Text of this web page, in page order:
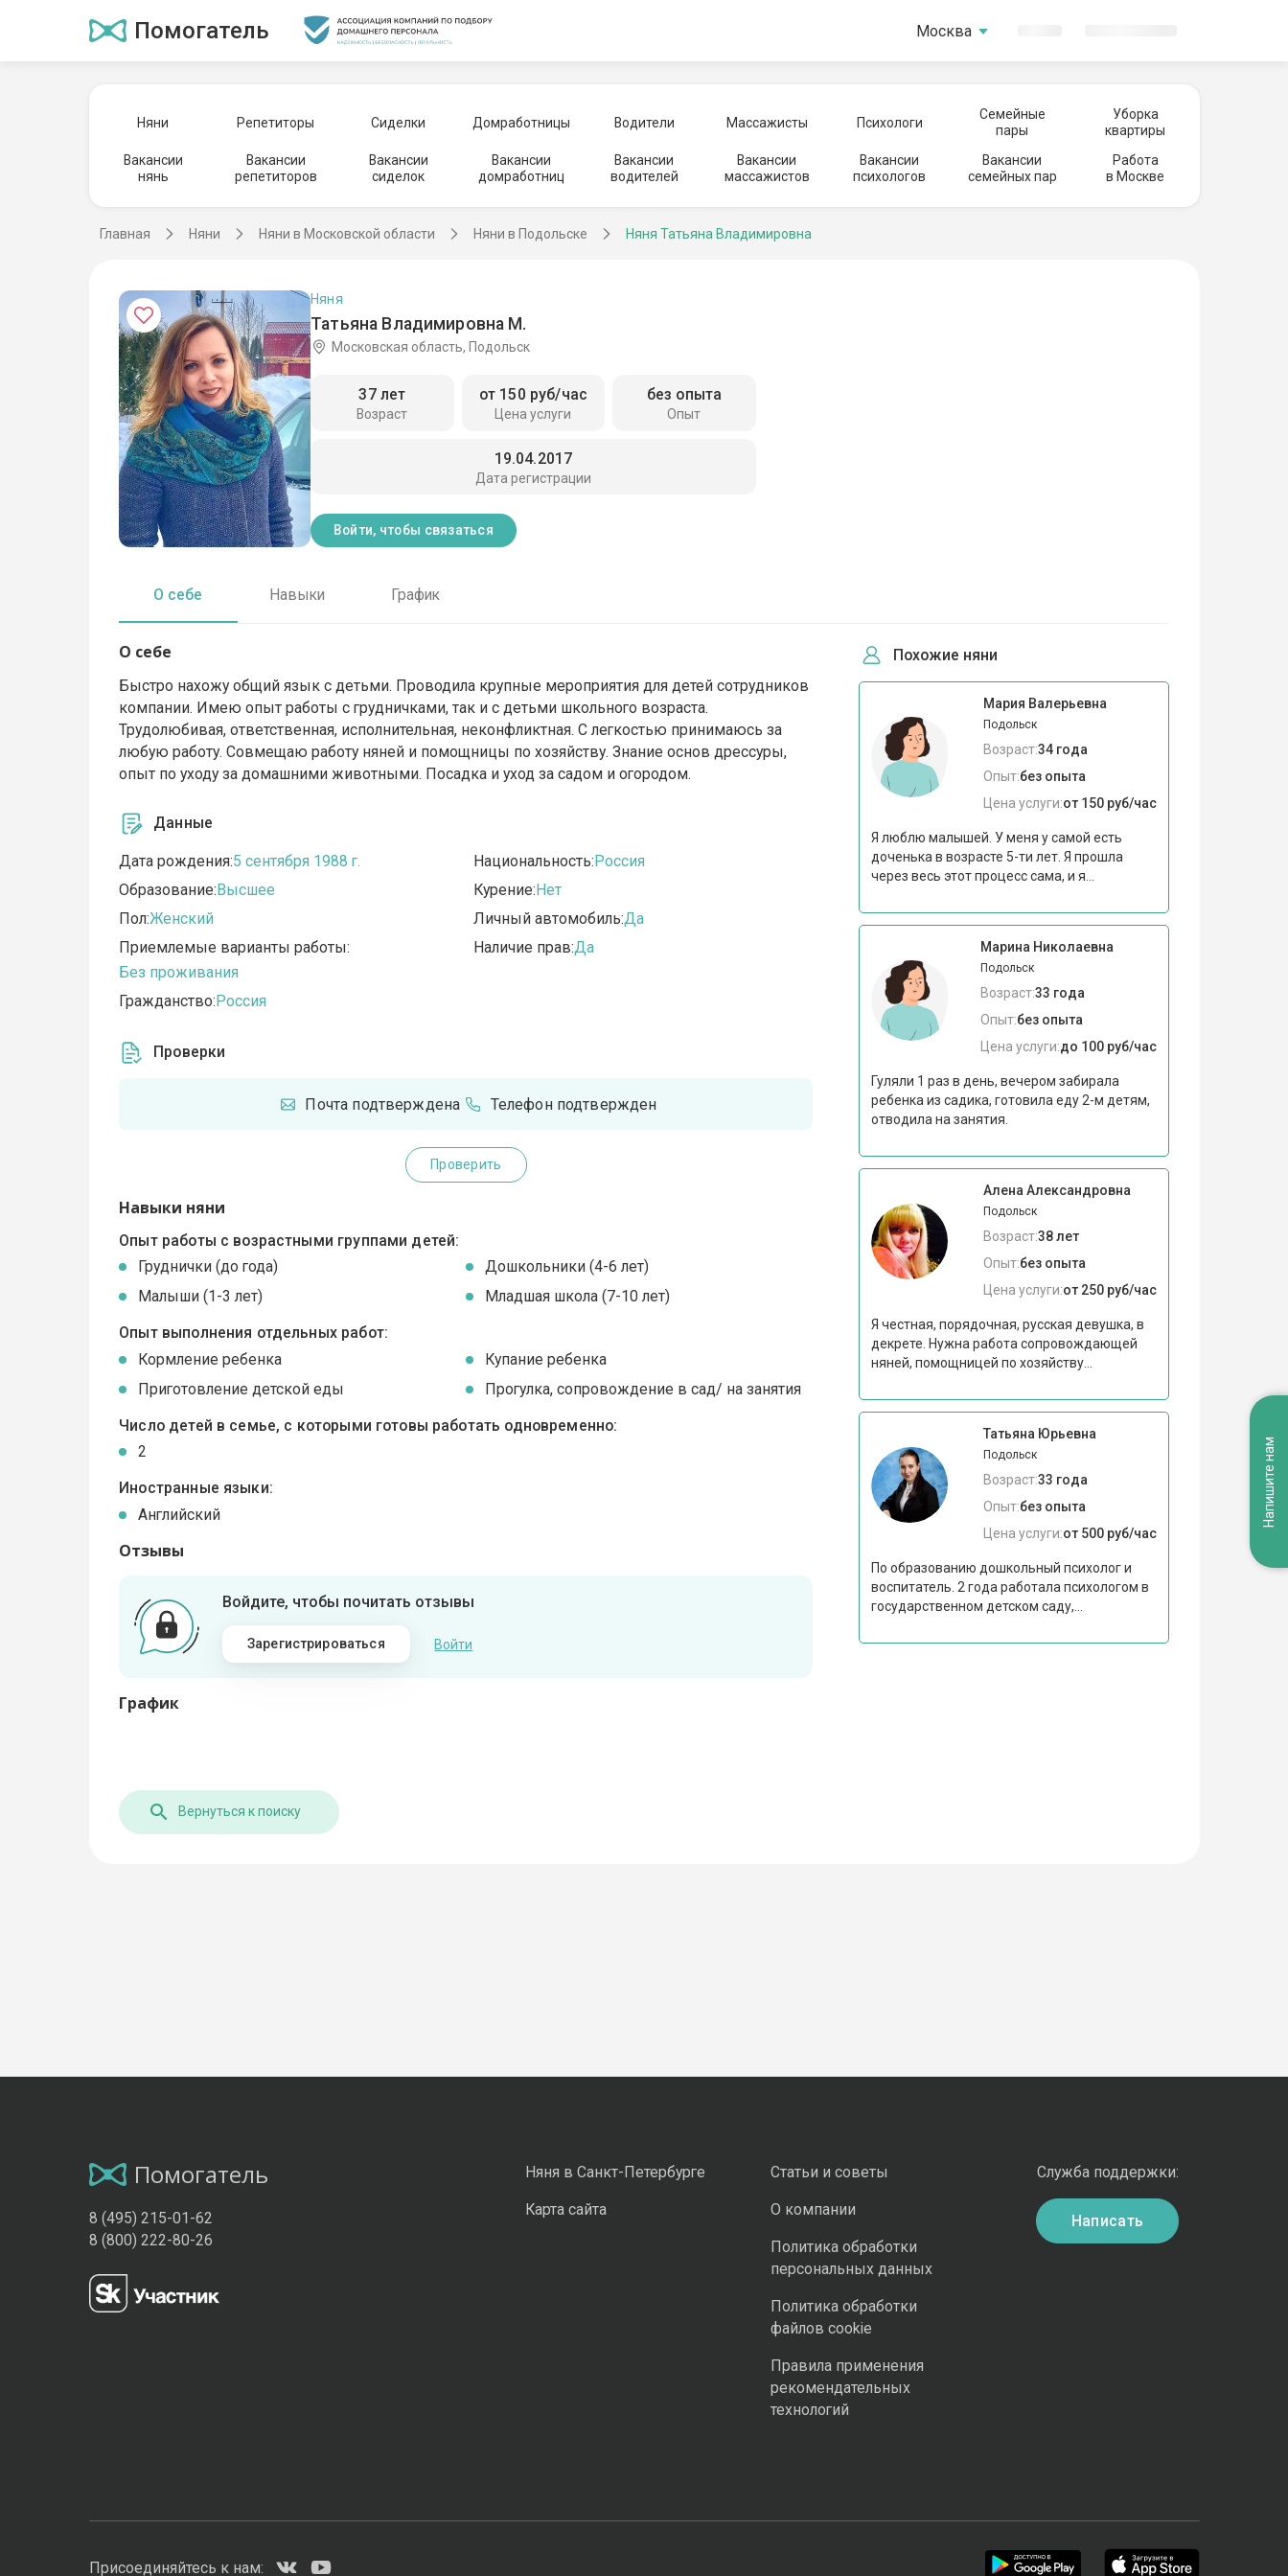
Помогатель Москва
Няни Репетиторы Сиделки Домработницы Водители Массажисты Психологи
Семейные
пары
Уборка
квартиры
Вакансии
нянь
Вакансии
репетиторов
Вакансии
сиделок
Вакансии
домработниц
Вакансии
водителей
Вакансии
массажистов
Вакансии
психологов
Вакансии
семейных пар
Работа
в Москве
Главная Няни Няни в Московской области Няни в Подольске Няня Татьяна Владимировна
Татьяна Владимировна М.
Няня
Московская область, Подольск
Возраст
37 лет
Цена услуги
от 150 руб/час
Опыт
без опыта
Дата регистрации
19.04.2017
Войти, чтобы связаться
О себе Навыки График
О себе
Быстро нахожу общий язык с детьми. Проводила крупные мероприятия для детей сотрудников
компании. Имею опыт работы с грудничками, так и с детьми школьного возраста.
Трудолюбивая, ответственная, исполнительная, неконфликтная. С легкостью принимаюсь за
любую работу. Совмещаю работу няней и помощницы по хозяйству. Знание основ дрессуры,
опыт по уходу за домашними животными. Посадка и уход за садом и огородом.
Данные
Дата рождения:5 сентября 1988 г.
Образование:Высшее
Пол:Женский
Приемлемые варианты работы:
Без проживания
Гражданство:Россия
Национальность:Россия
Курение:Нет
Личный автомобиль:Да
Наличие прав:Да
Проверки
Почта подтверждена Телефон подтвержден
Проверить
Навыки няни
Опыт работы с возрастными группами детей:
Груднички (до года)
Дошкольники (4-6 лет)
Малыши (1-3 лет)
Младшая школа (7-10 лет)
Опыт выполнения отдельных работ:
Кормление ребенка
Купание ребенка
Приготовление детской еды
Прогулка, сопровождение в сад/ на занятия
Число детей в семье, с которыми готовы работать одновременно:
2
Иностранные языки:
Английский
Отзывы
Войдите, чтобы почитать отзывы
Зарегистрироваться Войти
График
Похожие няни
Мария Валерьевна
Подольск
Возраст:34 года
Опыт:без опыта
Цена услуги:от 150 руб/час
Я люблю малышей. У меня у самой есть
доченька в возрасте 5-ти лет. Я прошла
через весь этот процесс сама, и я...
Марина Николаевна
Подольск
Возраст:33 года
Опыт:без опыта
Цена услуги:до 100 руб/час
Гуляли 1 раз в день, вечером забирала
ребенка из садика, готовила еду 2-м детям,
отводила на занятия.
Алена Александровна
Подольск
Возраст:38 лет
Опыт:без опыта
Цена услуги:от 250 руб/час
Я честная, порядочная, русская девушка, в
декрете. Нужна работа сопровождающей
няней, помощницей по хозяйству...
Татьяна Юрьевна
Подольск
Возраст:33 года
Опыт:без опыта
Цена услуги:от 500 руб/час
По образованию дошкольный психолог и
воспитатель. 2 года работала психологом в
государственном детском саду,...
Вернуться к поиску
Помогатель
8 (495) 215-01-62
8 (800) 222-80-26
Няня в Санкт-Петербурге
Карта сайта
Статьи и советы
О компании
Политика обработки
персональных данных
Политика обработки
файлов cookie
Правила применения
рекомендательных
технологий
Служба поддержки:
Написать
Присоединяйтесь к нам:
Напишите нам